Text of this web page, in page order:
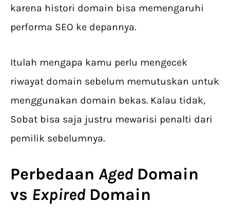
karena histori domain bisa memengaruhi
performa SEO ke depannya.
Itulah mengapa kamu perlu mengecek
riwayat domain sebelum memutuskan untuk
menggunakan domain bekas. Kalau tidak,
Sobat bisa saja justru mewarisi penalti dari
pemilik sebelumnya.
Perbedaan Aged Domain
vs Expired Domain